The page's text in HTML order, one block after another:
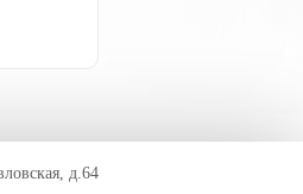
д.64